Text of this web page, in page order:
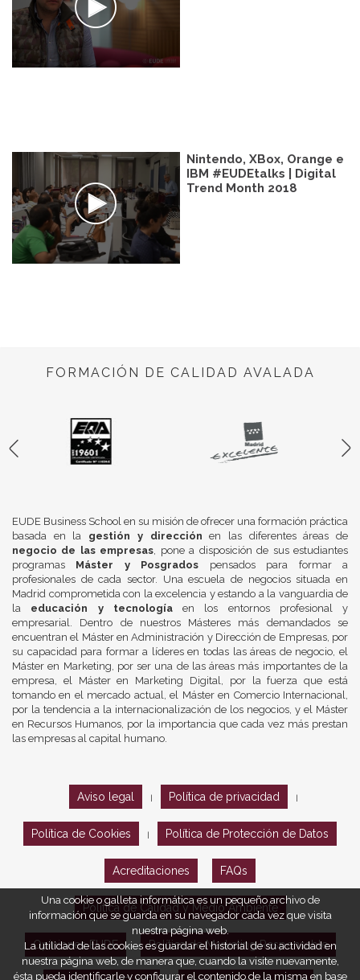
Nintendo, XBox, Orange e
IBM #EUDEtalks | Digital
Trend Month 2018
FORMACIÓN DE CALIDAD AVALADA
EUDE Business School en su misión de ofrecer una formación práctica
basada en la gestión y dirección en las diferentes áreas de
negocio de las empresas , pone a disposición de sus estudiantes
programas Máster y Posgrados pensados para formar a
profesionales de cada sector. Una escuela de negocios situada en
Madrid comprometida con la excelencia y estando a la vanguardia de
la educación y tecnologíaen los entornos profesional y
empresarial. Dentro de nuestros Másteres más demandados se
encuentran el Máster en Administración y Dirección de Empresas, por
su capacidad para formar a líderes en todas las áreas de negocio, el
Máster en Marketing, por ser una de las áreas más importantes de la
empresa, el Máster en Marketing Digital, por la fuerza que está
tomando en el mercado actual, el Máster en Comercio Internacional,
por la tendencia a la internacionalización de los negocios, y el Máster
en Recursos Humanos, por la importancia que cada vez más prestan
las empresas al capital humano.
Aviso legal Política de privacidad
Política de Cookies Política de Protección de Datos
Acreditaciones FAQs
Política de Calidad y Medio Ambiente
Opiniones EUDE Política de Marketing Responsable
Una cookie o galleta informática es un pequeño archivo de
información que se guarda en su navegador cada vez que visita
nuestra página web.
La utilidad de las cookies es guardar el historial de su actividad en
nuestra página web, de manera que, cuando la visite nuevamente,
ésta pueda identificarle y configurar el contenido de la misma en base